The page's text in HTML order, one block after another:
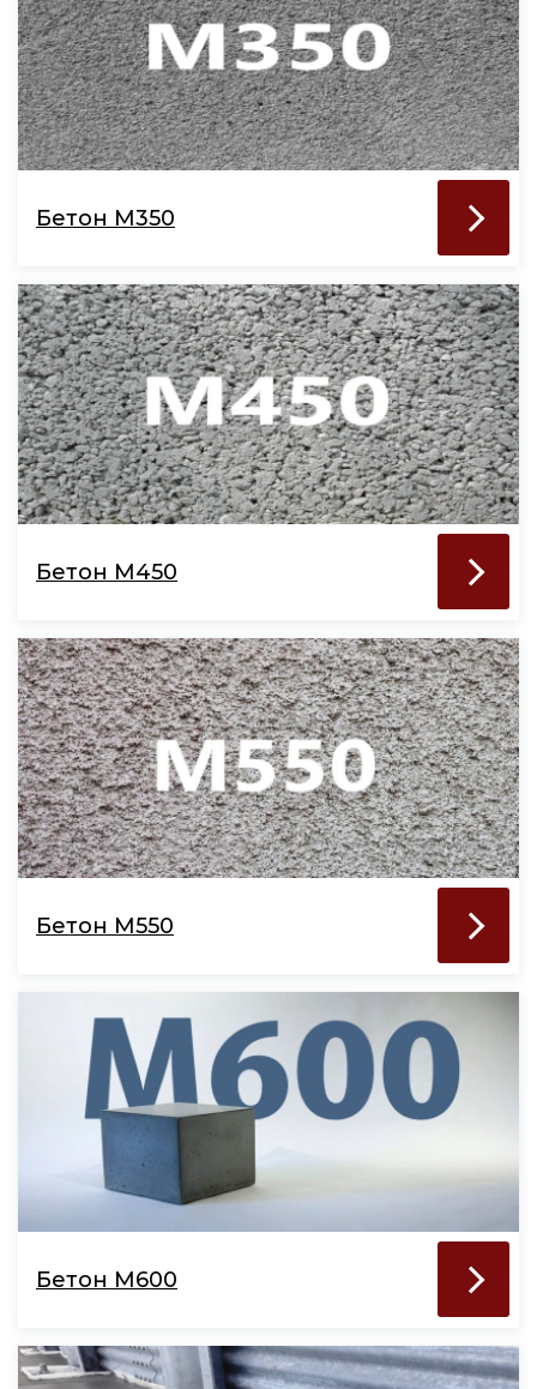
Бетон М350
Бетон М450
Бетон М550
Бетон М600